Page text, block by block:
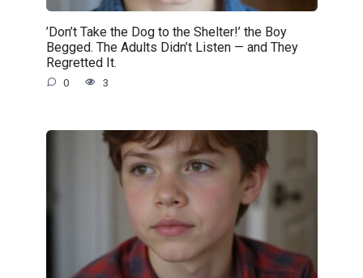
’Don’t Take the Dog to the Shelter!’ the Boy
Begged. The Adults Didn’t Listen — and They
Regretted It.
0 3